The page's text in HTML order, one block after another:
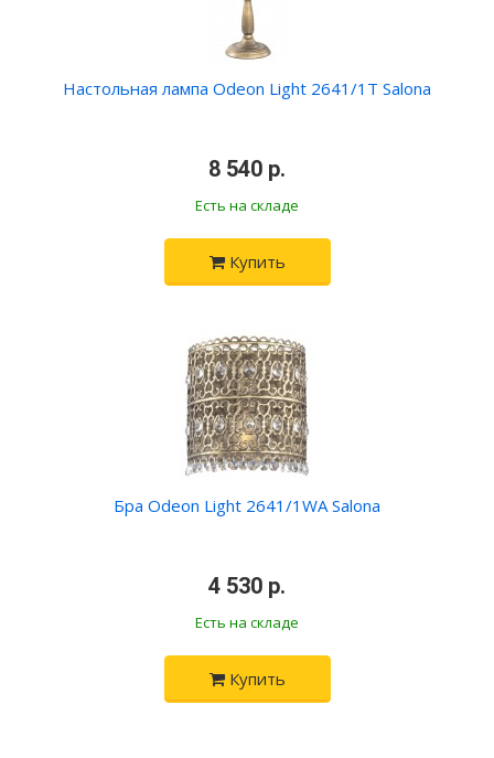
Настольная лампа Odeon Light 2641/1T Salona
8 540 р.
Есть на складе
Купить
Бра Odeon Light 2641/1WA Salona
4 530 р.
Есть на складе
Купить